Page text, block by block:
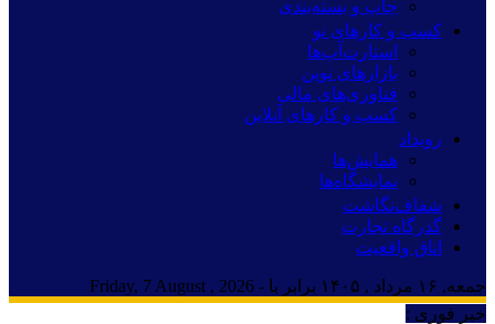
چاپ و بسته‌بندی
کسب و کارهای نو
استارت‌آپ‌ها
بازارهای نوین
فناوری‌های مالی
کسب و کارهای آنلاین
رویداد
همایش‌ها
نمایشگاه‌ها
شفاف‌نگاشت
گذرگاه تجارت
اتاق واقعیت
جمعه, ۱۶ مرداد , ۱۴۰۵ برابر با - Friday, 7 August , 2026
خبر فوری :